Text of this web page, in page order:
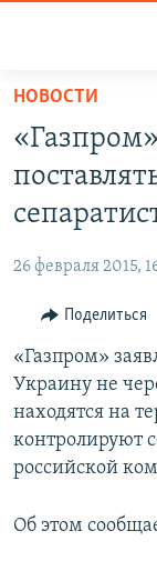
Вернуться
основному
содержанию
главной
навигации
Вернутся
поиску
СПЕЦПРОЕКТЫ
11 ЛЕТ
ЕЩЕ
ИНТЕРАКТИВ
ИНФОГРАФИКА
ТЕЛЕПРОЕКТ
СОВЕТЫ
ПРОПАВШИЕ БЕЗ
ПОБЕДИТЕЛЕЙ НЕ
РАДІО СВОБОДА
КАК ОБОЙТИ
Українською
Qırımtatar
ПРИСОЕДИНЯЙТЕСЬ!
НОВОСТИ
26 февраля 2015,
Поделиться
«Газпром»
Украину не
находятся на
контролируют
российской
Об этом